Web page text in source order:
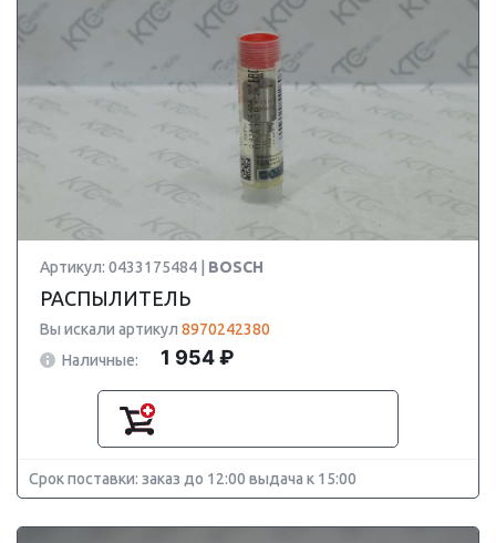
Артикул: 0433175484 | BOSCH
РАСПЫЛИТЕЛЬ
Вы искали артикул 8970242380
Наличные:
1 954 ₽
Срок поставки: заказ до 12:00 выдача к 15:00